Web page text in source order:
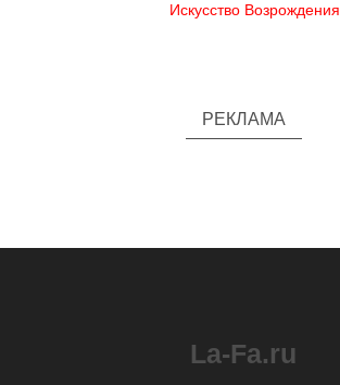
Искусство Возрождения
РЕКЛАМА
La-Fa.ru